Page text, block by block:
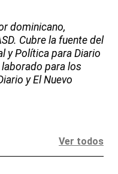
dominicano,
Cubre la fuente del
y Política para Diario
para los
y El Nuevo
Ver todos